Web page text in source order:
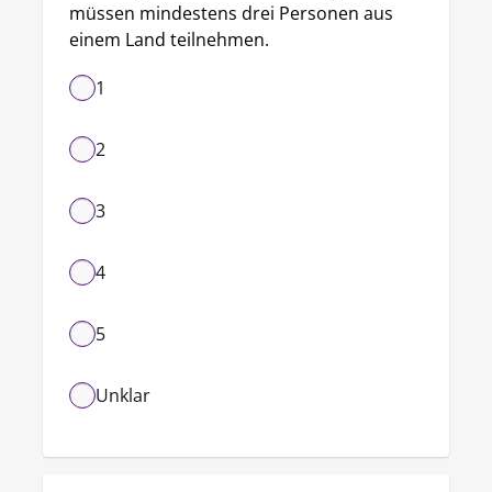
müssen mindestens drei Personen aus
einem Land teilnehmen.
1
2
3
4
5
Unklar